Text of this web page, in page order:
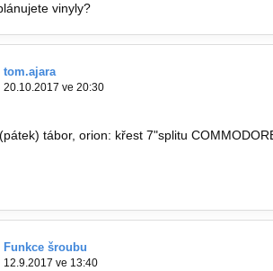
vinyly?
tom.ajara
20.10.2017 ve 20:30
tábor, orion: křest 7"splitu
Funkce šroubu
12.9.2017 ve 13:40